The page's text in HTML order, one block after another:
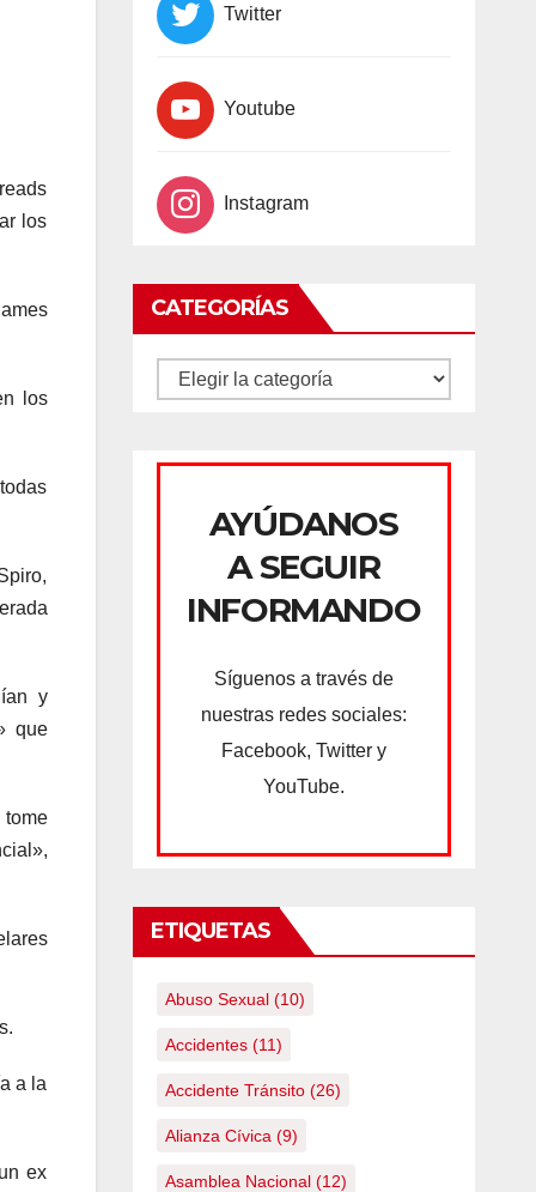
los
los
y
que
tome
a la
ex
Twitter
Youtube
Instagram
CATEGORÍAS
CATEGORÍAS
AYÚDANOS
A SEGUIR
INFORMANDO
Síguenos a través de
nuestras redes sociales:
Facebook, Twitter y
YouTube.
ETIQUETAS
Abuso Sexual(10)
Accidentes(11)
Accidente Tránsito(26)
Alianza Cívica (9)
Asamblea Nacional(12)